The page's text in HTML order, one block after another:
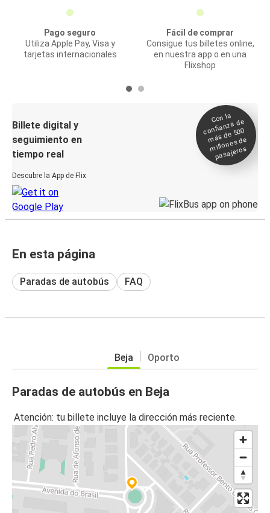
Pago seguro
Utiliza Apple Pay, Visa y
tarjetas internacionales
Fácil de comprar
Consigue tus billetes online,
en nuestra app o en una
Flixshop
Billete digital y
seguimiento en
tiempo real
Descubre la App de Flix
Con la
confianza de
más de 500
millones de
pasajeros
En esta página
Paradas de autobús FAQ
Beja Oporto
Paradas de autobús en Beja
Atención: tu billete incluye la dirección más reciente.